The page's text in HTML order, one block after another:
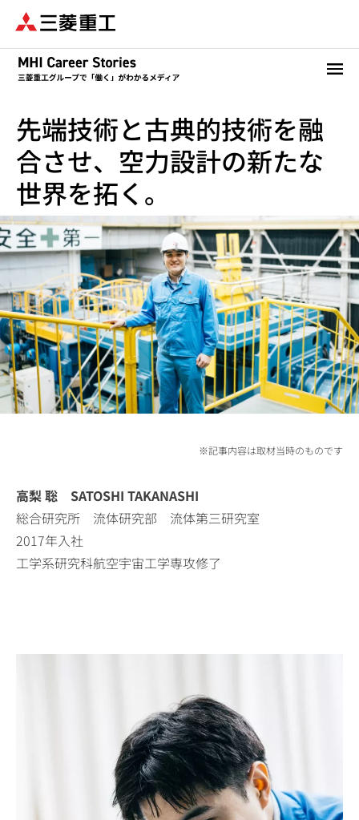
ン
先端技術と古典的技術を融
合させ、空力設計の新たな
世界を拓く。
※記事内容は取材当時のものです
高梨 聡 SATOSHI TAKANASHI
総合研究所 流体研究部 流体第三研究室
2017年入社
工学系研究科航空宇宙工学専攻修了